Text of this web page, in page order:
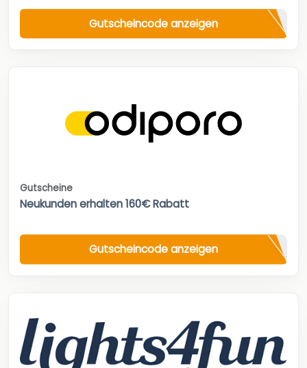
Gutscheincode anzeigen
Gutscheine
Neukunden erhalten 160€ Rabatt
Gutscheincode anzeigen